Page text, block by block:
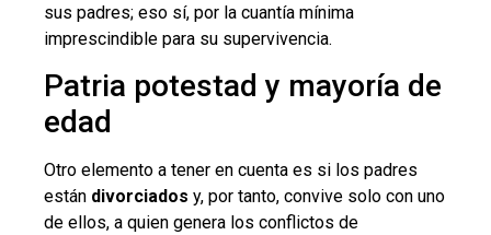
sus padres; eso sí, por la cuantía mínima
imprescindible para su supervivencia.
Patria potestad y mayoría de
edad
Otro elemento a tener en cuenta es si los padres
están divorciados y, por tanto, convive solo con uno
de ellos, a quien genera los conflictos de